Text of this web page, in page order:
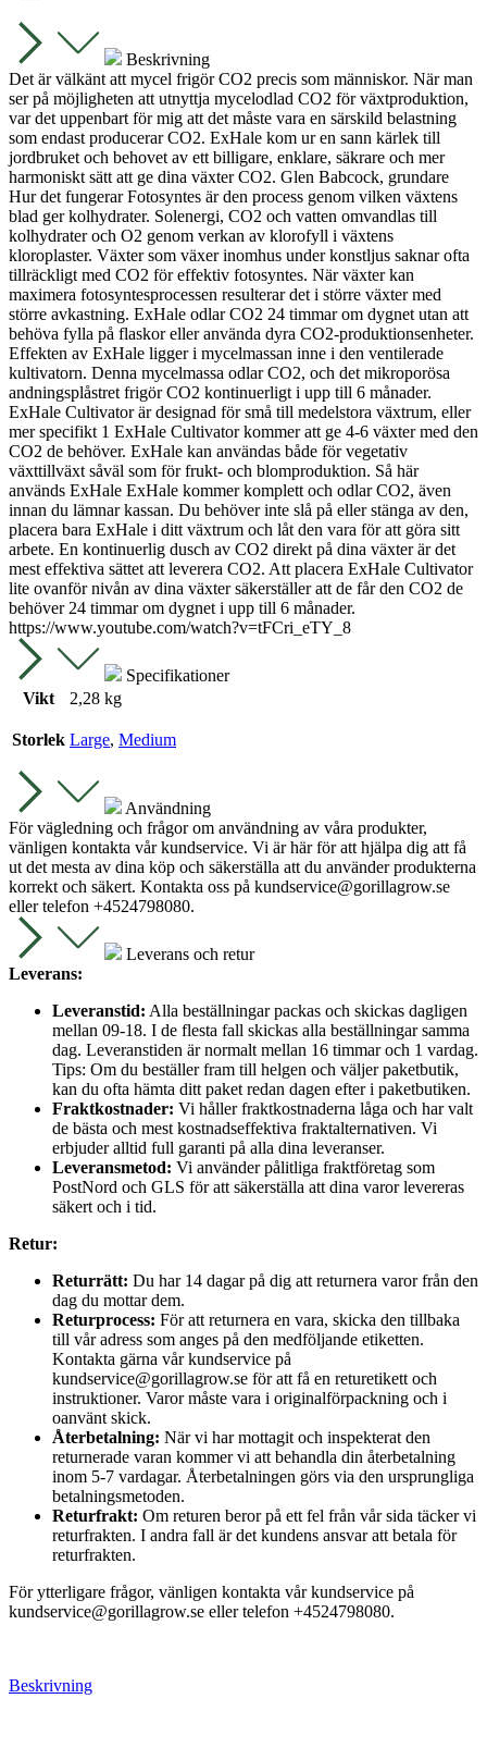
upp
månader
mängd
Beskrivning
Det är välkänt att mycel frigör CO2 precis som människor. När man
ser på möjligheten att utnyttja mycelodlad CO2 för växtproduktion,
var det uppenbart för mig att det måste vara en särskild belastning
som endast producerar CO2. ExHale kom ur en sann kärlek till
jordbruket och behovet av ett billigare, enklare, säkrare och mer
harmoniskt sätt att ge dina växter CO2. Glen Babcock, grundare
Hur det fungerar Fotosyntes är den process genom vilken växtens
blad ger kolhydrater. Solenergi, CO2 och vatten omvandlas till
kolhydrater och O2 genom verkan av klorofyll i växtens
kloroplaster. Växter som växer inomhus under konstljus saknar ofta
tillräckligt med CO2 för effektiv fotosyntes. När växter kan
maximera fotosyntesprocessen resulterar det i större växter med
större avkastning. ExHale odlar CO2 24 timmar om dygnet utan att
behöva fylla på flaskor eller använda dyra CO2-produktionsenheter.
Effekten av ExHale ligger i mycelmassan inne i den ventilerade
kultivatorn. Denna mycelmassa odlar CO2, och det mikroporösa
andningsplåstret frigör CO2 kontinuerligt i upp till 6 månader.
ExHale Cultivator är designad för små till medelstora växtrum, eller
mer specifikt 1 ExHale Cultivator kommer att ge 4-6 växter med den
CO2 de behöver. ExHale kan användas både för vegetativ
växttillväxt såväl som för frukt- och blomproduktion. Så här
används ExHale ExHale kommer komplett och odlar CO2, även
innan du lämnar kassan. Du behöver inte slå på eller stänga av den,
placera bara ExHale i ditt växtrum och låt den vara för att göra sitt
arbete. En kontinuerlig dusch av CO2 direkt på dina växter är det
mest effektiva sättet att leverera CO2. Att placera ExHale Cultivator
lite ovanför nivån av dina växter säkerställer att de får den CO2 de
behöver 24 timmar om dygnet i upp till 6 månader.
https://www.youtube.com/watch?v=tFCri_eTY_8
Specifikationer
Vikt
2,28 kg
Storlek Large, Medium
Användning
För vägledning och frågor om användning av våra produkter,
vänligen kontakta vår kundservice. Vi är här för att hjälpa dig att få
ut det mesta av dina köp och säkerställa att du använder produkterna
korrekt och säkert. Kontakta oss på kundservice@gorillagrow.se
eller telefon +4524798080.
Leverans och retur
Leverans:
Leveranstid: Alla beställningar packas och skickas dagligen
mellan 09-18. I de flesta fall skickas alla beställningar samma
dag. Leveranstiden är normalt mellan 16 timmar och 1 vardag.
Tips: Om du beställer fram till helgen och väljer paketbutik,
kan du ofta hämta ditt paket redan dagen efter i paketbutiken.
Fraktkostnader: Vi håller fraktkostnaderna låga och har valt
de bästa och mest kostnadseffektiva fraktalternativen. Vi
erbjuder alltid full garanti på alla dina leveranser.
Leveransmetod: Vi använder pålitliga fraktföretag som
PostNord och GLS för att säkerställa att dina varor levereras
säkert och i tid.
Retur:
Returrätt: Du har 14 dagar på dig att returnera varor från den
dag du mottar dem.
Returprocess: För att returnera en vara, skicka den tillbaka
till vår adress som anges på den medföljande etiketten.
Kontakta gärna vår kundservice på
kundservice@gorillagrow.se för att få en returetikett och
instruktioner. Varor måste vara i originalförpackning och i
oanvänt skick.
Återbetalning: När vi har mottagit och inspekterat den
returnerade varan kommer vi att behandla din återbetalning
inom 5-7 vardagar. Återbetalningen görs via den ursprungliga
betalningsmetoden.
Returfrakt: Om returen beror på ett fel från vår sida täcker vi
returfrakten. I andra fall är det kundens ansvar att betala för
returfrakten.
För ytterligare frågor, vänligen kontakta vår kundservice på
kundservice@gorillagrow.se eller telefon +4524798080.
Beskrivning